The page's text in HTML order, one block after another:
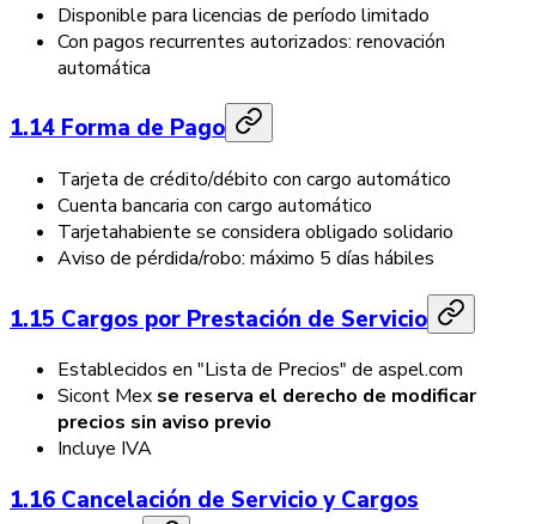
Disponible para licencias de período limitado
Con pagos recurrentes autorizados: renovación
automática
1.14 Forma de Pago
Tarjeta de crédito/débito con cargo automático
Cuenta bancaria con cargo automático
Tarjetahabiente se considera obligado solidario
Aviso de pérdida/robo: máximo 5 días hábiles
1.15 Cargos por Prestación de Servicio
Establecidos en "Lista de Precios" de aspel.com
Sicont Mex se reserva el derecho de modificar
precios sin aviso previo
Incluye IVA
1.16 Cancelación de Servicio y Cargos